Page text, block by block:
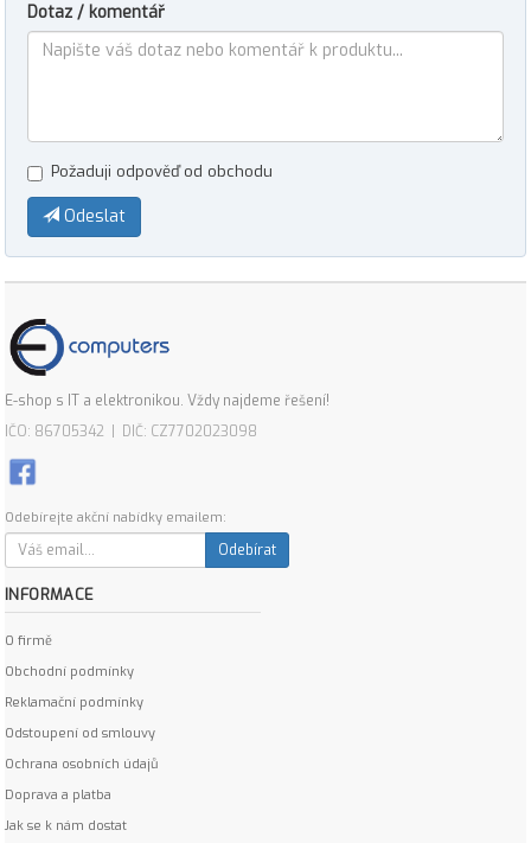
Dotaz / komentář
Požaduji odpověď od obchodu
Odeslat
E-shop s IT a elektronikou. Vždy najdeme řešení!
IČO: 86705342 | DIČ: CZ7702023098
Odebírejte akční nabídky emailem:
Odebírat
INFORMACE
O firmě
Obchodní podmínky
Reklamační podmínky
Odstoupení od smlouvy
Ochrana osobních údajů
Doprava a platba
Jak se k nám dostat